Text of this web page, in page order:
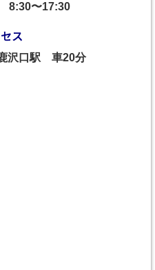
8:30〜17:30
ス
沢口駅 車20分